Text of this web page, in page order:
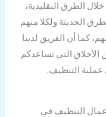
الطرق التقليدية،
الحديثة ولكلا منهم
كما أن الفريق لدينا
التي تساعدكم
عملية التنظيف.
التنظيف في